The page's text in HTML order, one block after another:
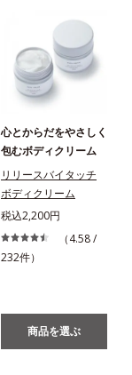
心とからだをやさしく
包むボディクリーム
リリースバイタッチ
ボディクリーム
税込2,200円
（4.58 /
232件）
商品を選ぶ